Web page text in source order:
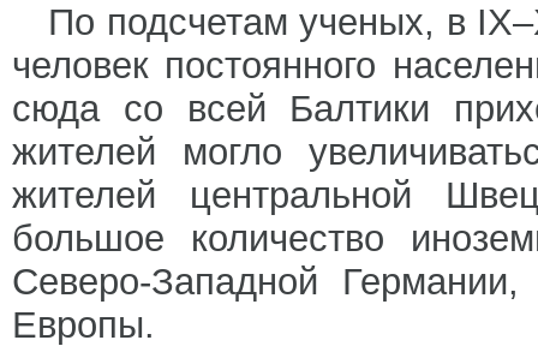
По подсчетам ученых, в
человек постоянного
сюда со всей Балтики
жителей могло
жителей центральной
большое количество
Северо-Западной
Европы.